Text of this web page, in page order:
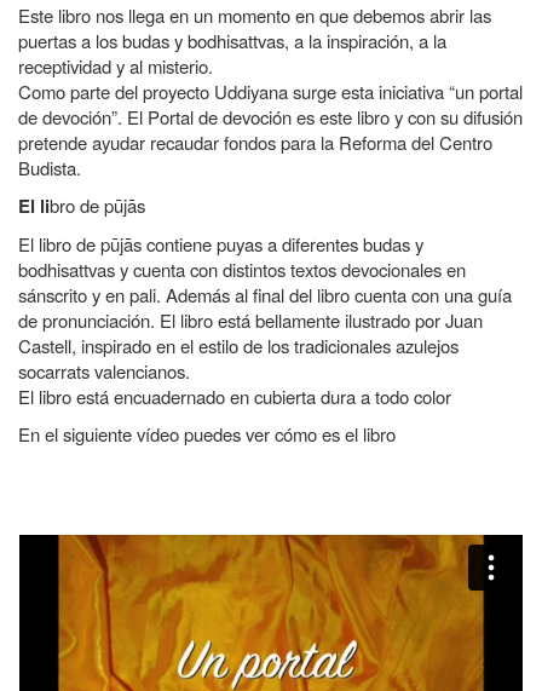
Este libro nos llega en un momento en que debemos abrir las
puertas a los budas y bodhisattvas, a la inspiración, a la
receptividad y al misterio.
Como parte del proyecto Uddiyanasurge esta iniciativa “un portal
de devoción”. El Portal de devoción es este libro y con su difusión
pretende ayudar recaudar fondos para la Reforma del Centro
Budista.
El libro de pūjās
El libro de pūjās contiene puyas a diferentes budas y
bodhisattvas y cuenta con distintos textos devocionales en
sánscrito y en pali. Además al final del libro cuenta con una guía
de pronunciación. El libro está bellamente ilustrado por Juan
Castell, inspirado en el estilo de los tradicionales azulejos
socarrats valencianos.
El libro está encuadernado en cubierta dura a todo color
En el siguiente vídeo puedes ver cómo es el libro